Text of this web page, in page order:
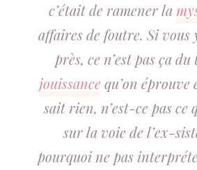
c’était de ramener la
affaires de foutre. Si vous
près, ce n’est pas ça
jouissancequ’on
sait rien, n’est-ce pas ce
sur la voie de l’ex-
pourquoi ne pas